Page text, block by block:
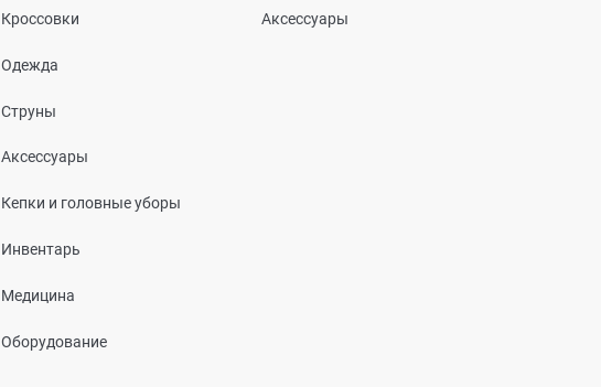
Кроссовки
Одежда
Струны
Аксессуары
Кепки и головные уборы
Инвентарь
Медицина
Оборудование
Аксессуары